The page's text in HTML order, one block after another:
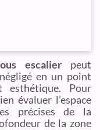
escalierpeut
en un point
Pour
évaluer l’espace
précises de la
de la zone